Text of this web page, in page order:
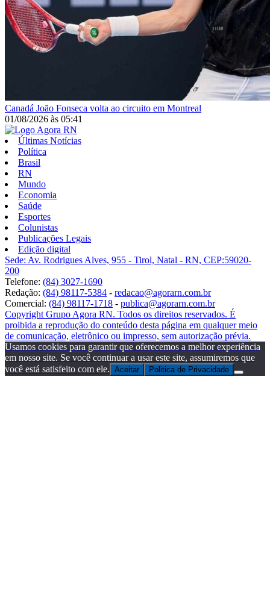
Canadá João Fonseca volta ao circuito em Montreal
01/08/2026 às 05:41
Últimas Notícias
Política
Brasil
RN
Mundo
Economia
Saúde
Esportes
Colunistas
Publicações Legais
Edição digital
Sede: Av. Rodrigues Alves, 955 - Tirol, Natal - RN, CEP:59020-
200
Telefone: (84) 3027-1690
Redação: (84) 98117-5384 - redacao@agorarn.com.br
Comercial: (84) 98117-1718 - publica@agorarn.com.br
Copyright Grupo Agora RN. Todos os direitos reservados. É
proibida a reprodução do conteúdo desta página em qualquer meio
de comunicação, eletrônico ou impresso, sem autorização prévia.
Usamos cookies para garantir que oferecemos a melhor experiência
em nosso site. Se você continuar a usar este site, assumiremos que
você está satisfeito com ele. Aceitar Politica de Privacidade